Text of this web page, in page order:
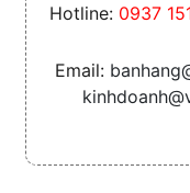
Hotline: 0937
Email: